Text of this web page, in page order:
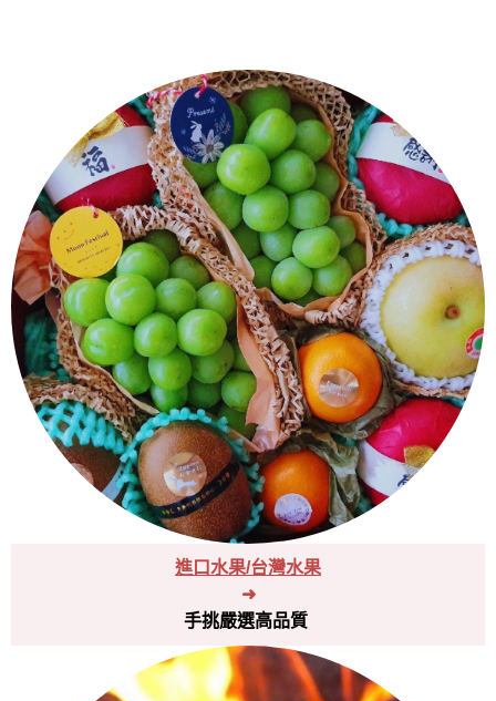
進口水果/台灣水果
➜
手挑嚴選高品質